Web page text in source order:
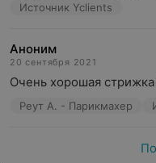
Источник Yclients
Аноним
20 сентября 2021
Очень хорошая стрижка
Реут А. - Парикмахер